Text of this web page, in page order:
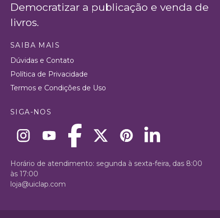
Democratizar a publicação e venda de
livros.
SAIBA MAIS
Dúvidas e Contato
Política de Privacidade
Termos e Condições de Uso
SIGA-NOS
Horário de atendimento: segunda à sexta-feira, das 8:00
às 17:00
loja@uiclap.com